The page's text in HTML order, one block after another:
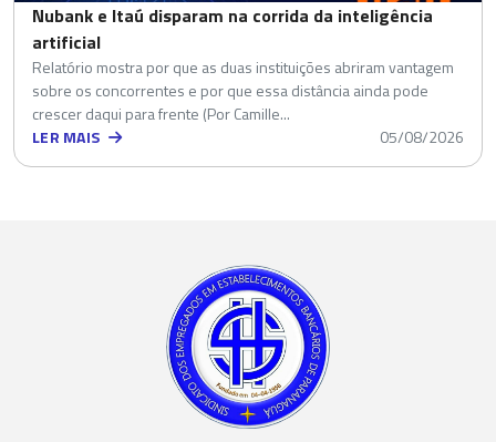
Nubank e Itaú disparam na corrida da inteligência
artificial
Relatório mostra por que as duas instituições abriram vantagem
sobre os concorrentes e por que essa distância ainda pode
crescer daqui para frente (Por Camille...
LER MAIS
05/08/2026